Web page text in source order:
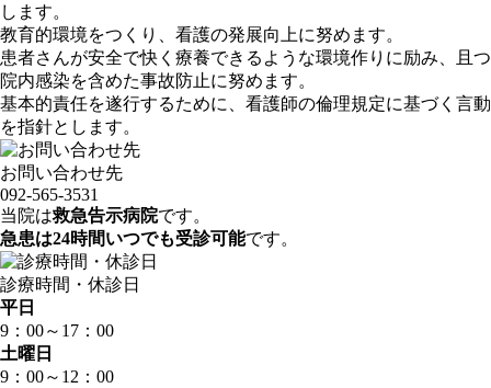
します。
教育的環境をつくり、看護の発展向上に努めます。
患者さんが安全で快く療養できるような環境作りに励み、且つ
院内感染を含めた事故防止に努めます。
基本的責任を遂行するために、看護師の倫理規定に基づく言動
を指針とします。
お問い合わせ先
092-565-3531
当院は救急告示病院です。
急患は24時間いつでも受診可能です。
診療時間・休診日
平日
9：00～ 17：00
土曜日
9：00～ 12：00